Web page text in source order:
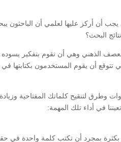
أن أركز عليها لعلمي أن الباحثون
البحث؟
الذهني وهي أن تقوم بتفكير
تتوقع أن يقوم المستخدمون
وطرق لتنقيح كلماتك المفتاحية
في أداء تلك المهمة:
بكثرة بمجرد أن تكتب كلمة واحدة